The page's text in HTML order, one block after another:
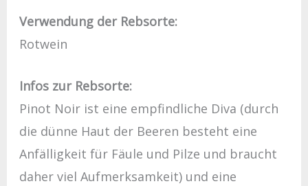
Verwendung der Rebsorte:
Rotwein
Infos zur Rebsorte:
Pinot Noir ist eine empfindliche Diva (durch
die dünne Haut der Beeren besteht eine
Anfälligkeit für Fäule und Pilze und braucht
daher viel Aufmerksamkeit) und eine